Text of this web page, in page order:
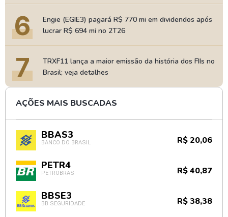
6
Engie (EGIE3) pagará R$ 770 mi em dividendos após
lucrar R$ 694 mi no 2T26
7
TRXF11 lança a maior emissão da história dos FIIs no
Brasil; veja detalhes
AÇÕES MAIS BUSCADAS
BBAS3
BANCO DO BRASIL R$ 20,06
PETR4
PETROBRAS R$ 40,87
BBSE3
BB SEGURIDADE R$ 38,38